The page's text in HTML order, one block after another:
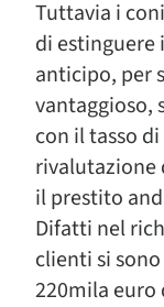
Tuttavia i
di estinguere
anticipo, per
vantaggioso,
con il tasso
rivalutazione
il prestito
Difatti nel
clienti si
220mila euro